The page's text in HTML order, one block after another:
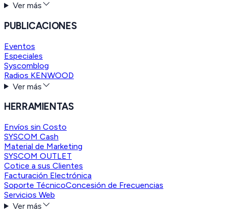
Ver más
PUBLICACIONES
Eventos
Especiales
Syscomblog
Radios KENWOOD
Ver más
HERRAMIENTAS
Envíos sin Costo
SYSCOM Cash
Material de Marketing
SYSCOM OUTLET
Cotice a sus Clientes
Facturación Electrónica
Soporte TécnicoConcesión de Frecuencias
Servicios Web
Ver más